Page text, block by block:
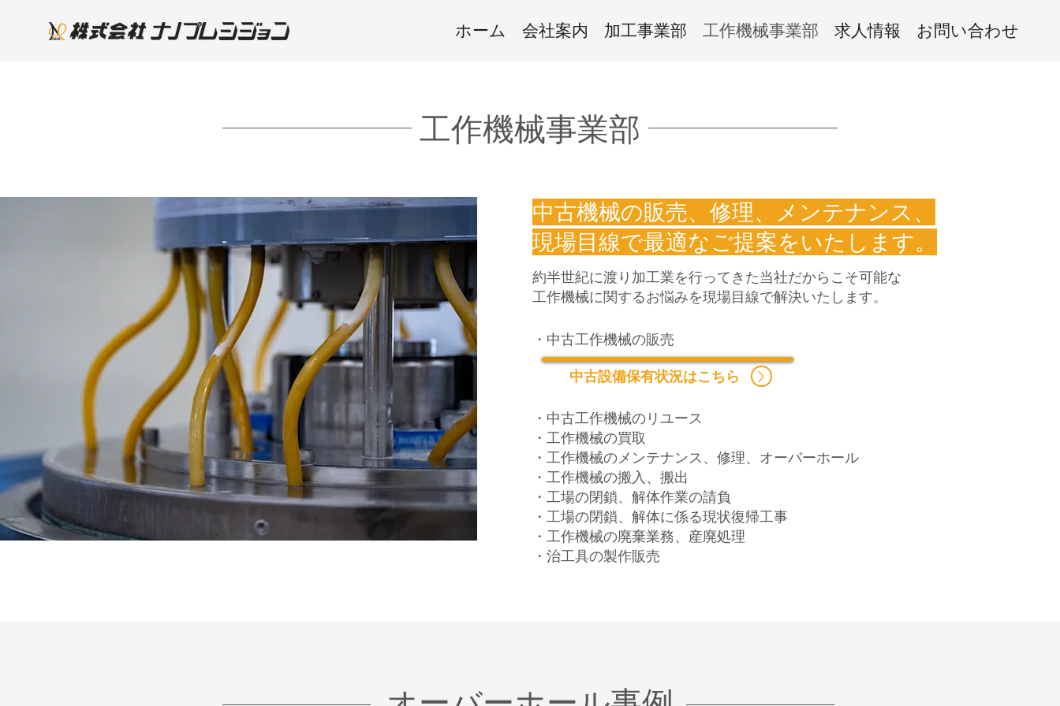
ホーム 会社案内 加工事業部 工作機械事業部 求人情報 お問い合わせ
工作機械事業部
中古機械の販売、修理、メンテナンス、
現場目線で最適なご提案をいたします。
約半世紀に渡り加工業を行ってきた当社だからこそ可能な
工作機械に関するお悩みを現場目線で解決いたします。
・中古工作機械の販売
・中古工作機械のリユース
・工作機械の買取
・工作機械のメンテナンス、修理、オーバーホール
・工作機械の搬入、搬出
・工場の閉鎖、解体作業の請負
​・工場の閉鎖、解体に係る現状復帰工事
・工作機械の廃棄業務、産廃処理
​・治工具の製作販売
​中古設備保有状況はこちら